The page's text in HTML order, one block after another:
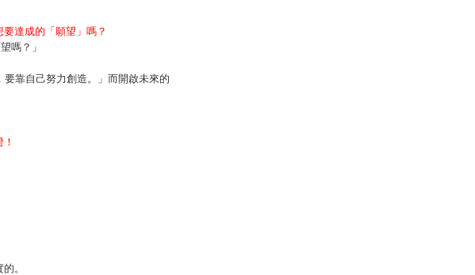
達成的「願望」嗎？
嗎？」
要靠自己努力創造。」而開啟未來的
。